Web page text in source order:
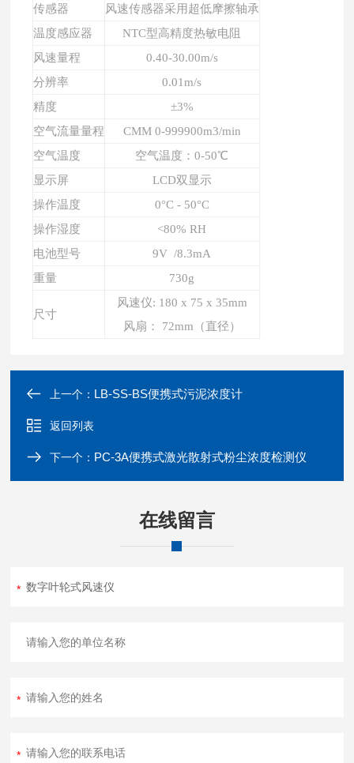
传感器
风速传感器采用超低摩擦轴承
温度感应器
NTC型高精度热敏电阻
风速量程
0.40-30.00m/s
分辨率
0.01m/s
精度
±3%
空气流量量程
CMM 0-999900m3/min
空气温度
空气温度：0-50℃
显示屏
LCD双显示
操作温度
0°C - 50°C
操作湿度
<80% RH
电池型号
9V /8.3mA
重量
730g
尺寸
风速仪: 180 x 75 x 35mm
风扇： 72mm（直径）
上一个： LB-SS-BS便携式污泥浓度计
返回列表
下一个： PC-3A便携式激光散射式粉尘浓度检测仪
在线留言